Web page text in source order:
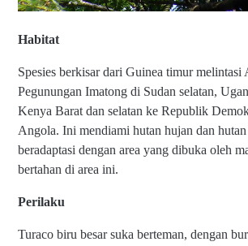
Habitat
Spesies berkisar dari Guinea timur melintasi
Pegunungan Imatong di Sudan selatan,
Kenya Barat dan selatan ke Republik
Angola. Ini mendiami hutan hujan dan
beradaptasi dengan area yang dibuka oleh
bertahan di area ini.
Perilaku
Turaco biru besar suka berteman, dengan